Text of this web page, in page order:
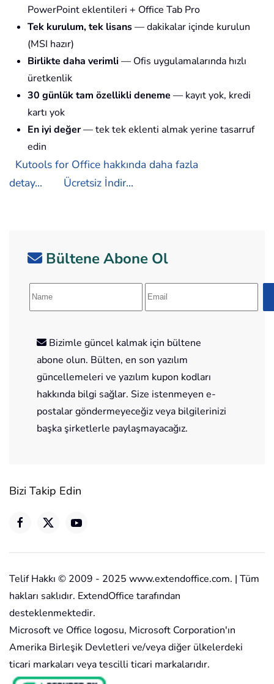
PowerPoint eklentileri + Office Tab Pro
Tek kurulum, tek lisans— dakikalar içinde kurulun
(MSI hazır)
Birlikte daha verimli — Ofis uygulamalarında hızlı
üretkenlik
30 günlük tam özellikli deneme — kayıt yok, kredi
kartı yok
En iyi değer— tek tek eklenti almak yerine tasarruf
edin
Kutools for Office hakkında daha fazla
detay...
Ücretsiz İndir...
Bültene Abone Ol
Bizimle güncel kalmak için bültene
abone olun. Bülten, en son yazılım
güncellemeleri ve yazılım kupon kodları
hakkında bilgi sağlar. Size istenmeyen e-
postalar göndermeyeceğiz veya bilgilerinizi
başka şirketlerle paylaşmayacağız.
Bizi Takip Edin
Telif Hakkı © 2009 - 2025 www.extendoffice.com. | Tüm
hakları saklıdır. ExtendOffice tarafından
desteklenmektedir.
Microsoft ve Office logosu, Microsoft Corporation'ın
Amerika Birleşik Devletleri ve/veya diğer ülkelerdeki
ticari markaları veya tescilli ticari markalarıdır.